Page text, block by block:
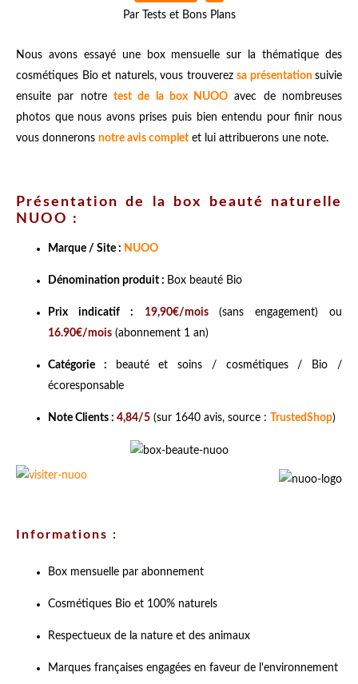
Par Tests et Bons Plans
Nous avons essayé une box mensuelle sur la thématique des
cosmétiques Bio et naturels, vous trouverez sa présentation suivie
ensuite par notre test de la box NUOO avec de nombreuses
photos que nous avons prises puis bien entendu pour finir nous
vous donnerons notre avis complet et lui attribuerons une note.
Présentation de la box beauté naturelle
NUOO :
Marque / Site : NUOO
Dénomination produit : Box beauté Bio
Prix indicatif : 19,90€/mois(sans engagement) ou
16.90€/mois (abonnement 1 an)
Catégorie :
beauté et soins / cosmétiques / Bio /
écoresponsable
Note Clients : 4,84/5 (sur 1640 avis, source : TrustedShop)
Informations :
Box mensuelle par abonnement
Cosmétiques Bio et 100% naturels
Respectueux de la nature et des animaux
Marques françaises engagées en faveur de l'environnement